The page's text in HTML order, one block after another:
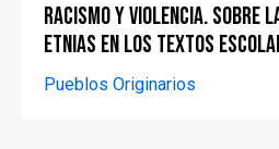
Racismo y violencia.
etnias en los textos
Pueblos Originarios